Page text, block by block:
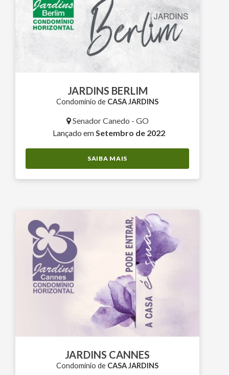
JARDINS BERLIM
Condomínio de CASA JARDINS
Senador Canedo - GO
Lançado emSetembro de 2022
SAIBA MAIS
JARDINS CANNES
Condomínio de CASA JARDINS